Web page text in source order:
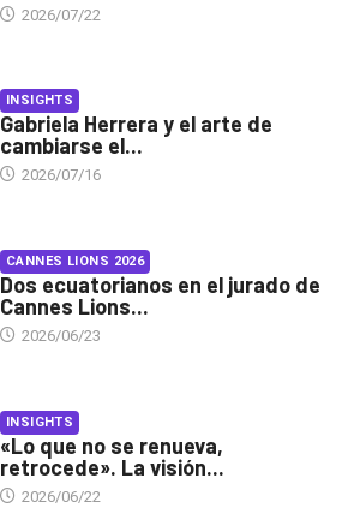
2026/07/22
INSIGHTS
Gabriela Herrera y el arte de
cambiarse el...
2026/07/16
CANNES LIONS 2026
Dos ecuatorianos en el jurado de
Cannes Lions...
2026/06/23
INSIGHTS
«Lo que no se renueva,
retrocede». La visión...
2026/06/22